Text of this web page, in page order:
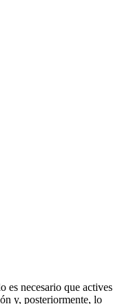
es necesario que actives
y, posteriormente, lo